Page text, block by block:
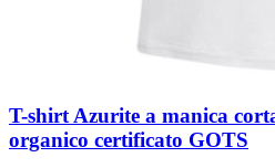
T-shirt Azurite a manica
organico certificato GOTS